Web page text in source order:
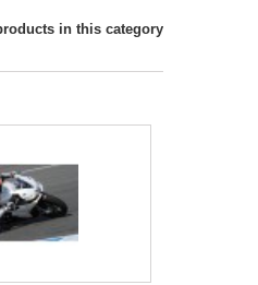
in this category